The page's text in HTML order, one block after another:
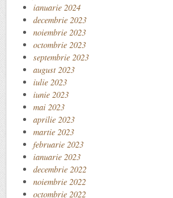
ianuarie 2024
decembrie 2023
noiembrie 2023
octombrie 2023
septembrie 2023
august 2023
iulie 2023
iunie 2023
mai 2023
aprilie 2023
martie 2023
februarie 2023
ianuarie 2023
decembrie 2022
noiembrie 2022
octombrie 2022